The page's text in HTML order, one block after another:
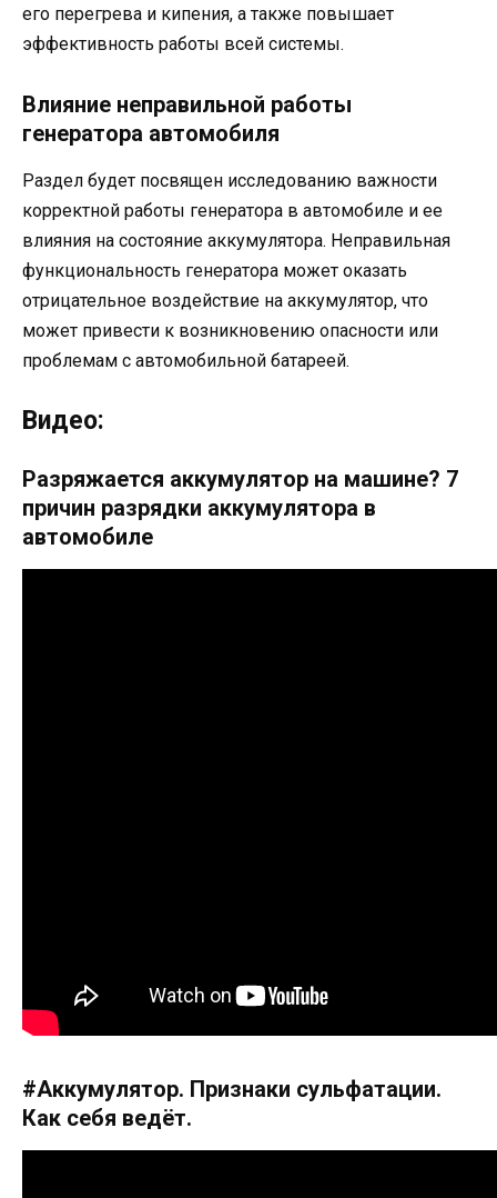
его перегрева и кипения, а также повышает
эффективность работы всей системы.
Влияние неправильной работы
генератора автомобиля
Раздел будет посвящен исследованию важности
корректной работы генератора в автомобиле и ее
влияния на состояние аккумулятора. Неправильная
функциональность генератора может оказать
отрицательное воздействие на аккумулятор, что
может привести к возникновению опасности или
проблемам с автомобильной батареей.
Видео:
Разряжается аккумулятор на машине? 7
причин разрядки аккумулятора в
автомобиле
#Аккумулятор. Признаки сульфатации.
Как себя ведёт.